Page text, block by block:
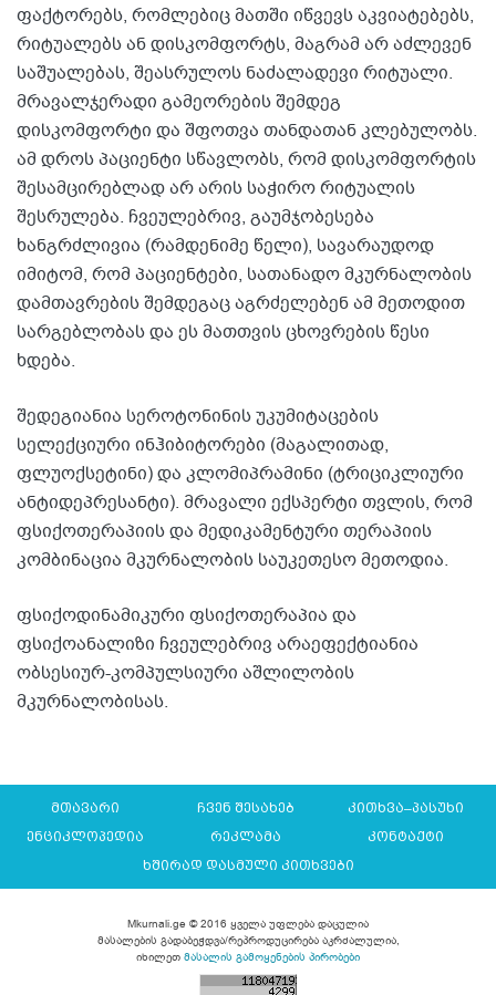
ფაქტორებს, რომლებიც მათში იწვევს აკვიატებებს,
რიტუალებს ან დისკომფორტს, მაგრამ არ აძლევენ
საშუალებას, შეასრულოს ნაძალადევი რიტუალი.
მრავალჯერადი გამეორების შემდეგ
დისკომფორტი და შფოთვა თანდათან კლებულობს.
ამ დროს პაციენტი სწავლობს, რომ დისკომფორტის
შესამცირებლად არ არის საჭირო რიტუალის
შესრულება. ჩვეულებრივ, გაუმჯობესება
ხანგრძლივია (რამდენიმე წელი), სავარაუდოდ
იმიტომ, რომ პაციენტები, სათანადო მკურნალობის
დამთავრების შემდეგაც აგრძელებენ ამ მეთოდით
სარგებლობას და ეს მათთვის ცხოვრების წესი
ხდება.
შედეგიანია სეროტონინის უკუმიტაცების
სელექციური ინჰიბიტორები (მაგალითად,
ფლუოქსეტინი) და კლომიპრამინი (ტრიციკლიური
ანტიდეპრესანტი). მრავალი ექსპერტი თვლის, რომ
ფსიქოთერაპიის და მედიკამენტური თერაპიის
კომბინაცია მკურნალობის საუკეთესო მეთოდია.
ფსიქოდინამიკური ფსიქოთერაპია და
ფსიქოანალიზი ჩვეულებრივ არაეფექტიანია
ობსესიურ-კომპულსიური აშლილობის
მკურნალობისას.
მთავარი ჩვენ შესახებ
კითხვა–პასუხი
ენციკლოპედია
რეკლამა
კონტაქტი
ხშირად დასმული კითხვები
Mkurnali.ge © 2016 ყველა უფლება დაცულია
მასალების გადაბეჭდვა/რეპროდუცირება აკრძალულია,
იხილეთ მასალის გამოყენების პირობები